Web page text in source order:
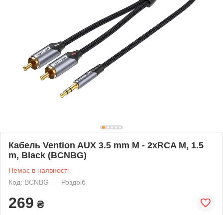
Кабель Vention AUX 3.5 mm M - 2xRCA M, 1.5
m, Black (BCNBG)
Немає в наявності
Код: BCNBG
Роздріб
269 ₴